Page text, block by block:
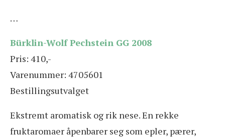
…
Bürklin-Wolf Pechstein GG 2008
Pris: 410,-
Varenummer: 4705601
Bestillingsutvalget
Ekstremt aromatisk og rik nese. En rekke
fruktaromaer åpenbarer seg som epler, pærer,